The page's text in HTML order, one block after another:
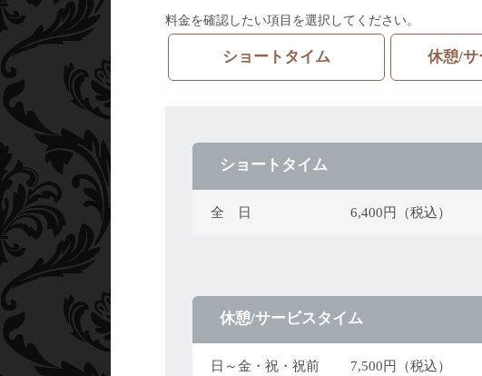
料金を確認したい項目を選択してください。
ショートタイム 休憩/サ
ショートタイム
全 日 6,400円（税込）
休憩/サービスタイム
日～金・祝・祝前 7,500円（税込）